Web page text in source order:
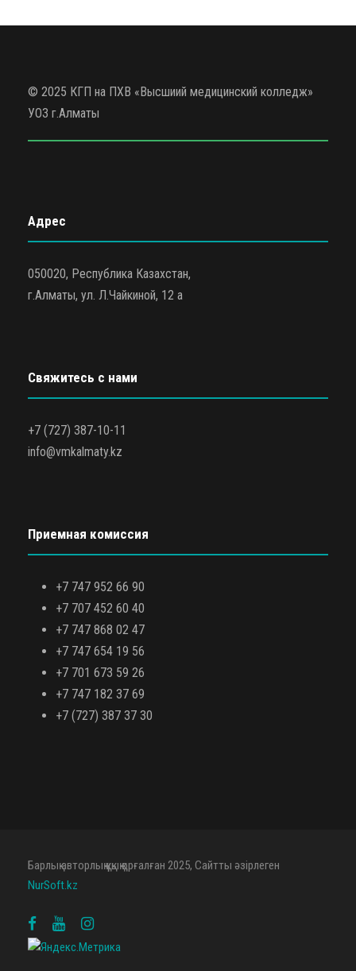
© 2025 КГП на ПХВ «Высшиий медицинский колледж»
УОЗ г.Алматы
Адрес
050020, Республика Казахстан,
г.Алматы, ул. Л.Чайкиной, 12 а
Свяжитесь с нами
+7 (727) 387-10-11
info@vmkalmaty.kz
Приемная комиссия
+7 747 952 66 90
+7 707 452 60 40
+7 747 868 02 47
+7 747 654 19 56
+7 701 673 59 26
+7 747 182 37 69
+7 (727) 387 37 30
Барлық авторлық құқық қорғалған 2025, Сайтты әзірлеген
NurSoft.kz